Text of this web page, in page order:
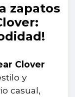
zapatos
Clover
y
casual,